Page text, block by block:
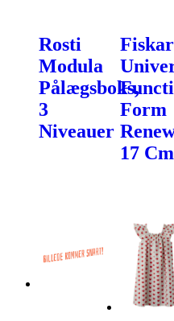
Rosti
Modula
Pålægsboks,
3
Niveauer
Form
17 Cm